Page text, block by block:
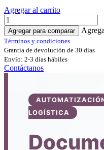
Agregar al carrito
Agregar para comparar
Términos y condiciones
Grantía de devolución de 30 días
Envío: 2-3 días hábiles
Contáctanos
LOGÍSTICA